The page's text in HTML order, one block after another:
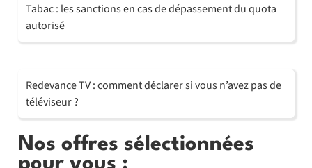
Tabac : les sanctions en cas de dépassement du quota
autorisé
Redevance TV : comment déclarer si vous n’avez pas de
téléviseur ?
Nos offres sélectionnées